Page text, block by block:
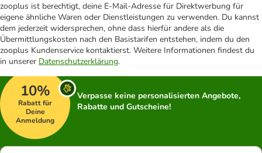
zooplus ist berechtigt, deine E-Mail-Adresse für Direktwerbung für
eigene ähnliche Waren oder Dienstleistungen zu verwenden. Du kannst
dem jederzeit widersprechen, ohne dass hierfür andere als die
Übermittlungskosten nach den Basistarifen entstehen, indem du den
zooplus Kundenservice kontaktierst. Weitere Informationen findest du
in unserer Datenschutzerklärung.
10%
Rabatt für
Deine
Anmeldung
Verpasse keine personalisierten Angebote,
Rabatte und Gutscheine!